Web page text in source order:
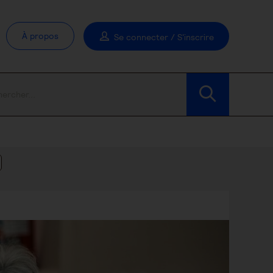
À propos Se connecter / S'inscrire